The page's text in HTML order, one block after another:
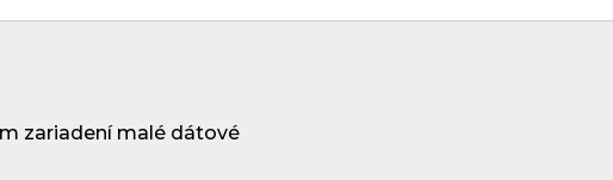
zariadení malé dátové